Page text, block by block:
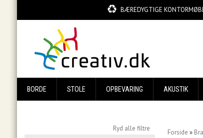
BÆREDYGTIGE
BORDE STOLE OPBEVARING AKUSTIK
Ryd alle filtre Forside »